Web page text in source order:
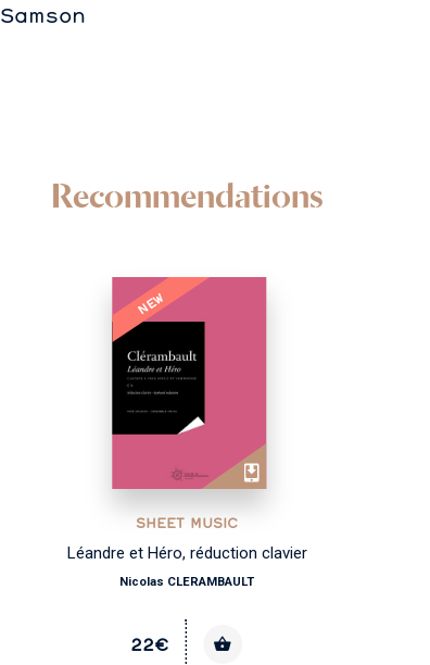
Samson
Recommendations
NEW
SHEET MUSIC
Léandre et Héro, réduction clavier
Nicolas CLERAMBAULT
22€